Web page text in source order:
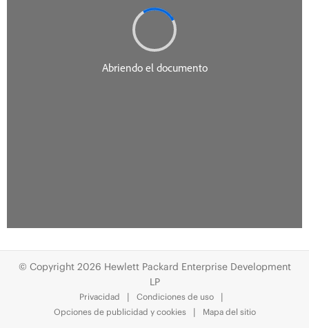
© Copyright 2026 Hewlett Packard Enterprise Development
LP
Privacidad
Condiciones de uso
Opciones de publicidad y cookies
Mapa del sitio